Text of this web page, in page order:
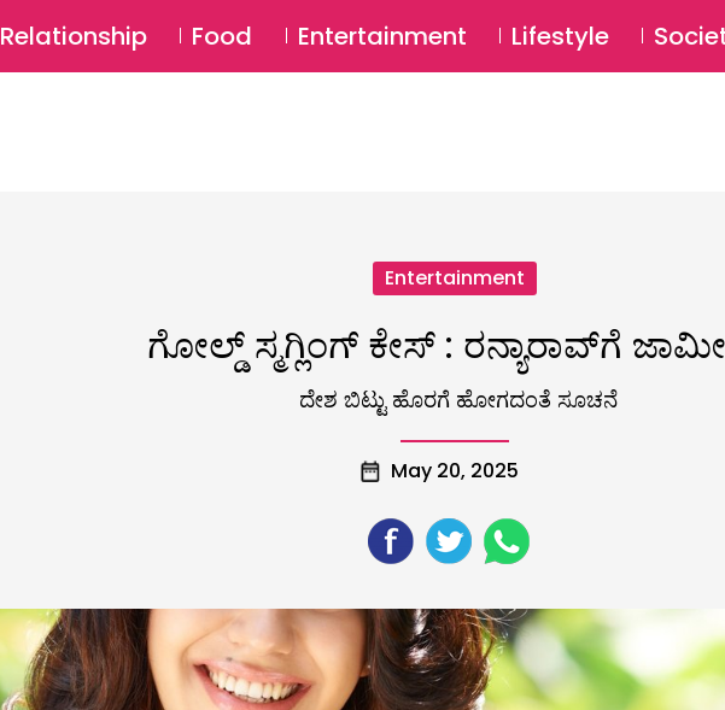
Relationship Food Entertainment Lifestyle
Entertainment
ಗೋಲ್ಡ್ ಸ್ಮಗ್ಲಿಂಗ್ ಕೇಸ್ : ರನ್ಯಾರಾವ್‌ಗೆ
ದೇಶ ಬಿಟ್ಟು ಹೊರಗೆ ಹೋಗದಂತೆ ಸೂಚನೆ
May 20, 2025